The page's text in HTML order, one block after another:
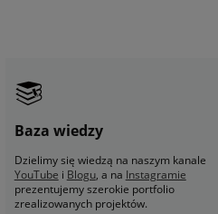
Baza wiedzy
Dzielimy się wiedzą na naszym kanale
YouTube i Blogu, a na Instagramie
prezentujemy szerokie portfolio
zrealizowanych projektów.